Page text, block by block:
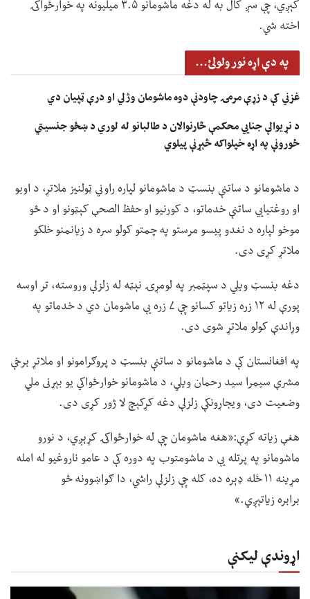
کېږي، چې سږ کال به له دغه ماشومانو ۳.۵ میلیونه په خوارځواکۍ
اخته شي.
په دې اړه نور ولولئ...
غزني کې د زړې مرمۍ چاودنې دوه ماشومان وژلي او درې ټپیان دي
د نړیوالې جنايي محکمې څارنوالان د طالبانو له لوري د ښځو جنسیتي
ځورونې په اړه خپلواکه څېړنې پیلوي
د ماشومانو د ساتنې بنسټ د ماشومانو لپاره راوني ټولنیز ملاتړ، د اوبو
او روغتیايي ساتنې خدماتو، د کورنیو او حفظ الصحې کېټونو او د څو
موخو لپاره د نغدو پیسو مرستو په چمتو کولو سره د زیانمنو خلکو
ملاتړ کړی دی.
دغه بنسټ ویلي د سپټمبر په لومړۍ نېټه له زلزلې وروسته، تر اوسه
پورې له ۱۲ زره زیاتو کسانو چې ۷ زره یې ماشومان دي د خدماتو په
وړاندې کولو ملاتړ شوی دی.
په افغانستان کې د ماشومانو د ساتنې بنسټ د پروګرامونو او ملاتړ برخې
مشرې سیمرا سید رحمان ویلي، د ماشومانو خوارځواکي یو بېړنی ملي
وضعیت دی، ویجاړونکې زلزلې دغه کړکېچ لا ژور کړی دی.
هغې زیاته کړې:«هغه ماشومان چې له خوارځواکۍ کړېږي، د نورو
ماشومانو په پرتله یې د ماشومتوب په دوره کې د عامو ناروغیو له امله
مړینه ۱۱ ځله ډېره ده، کله چې زلزلې راشي، دا ګواښوونه څو
برابره زیاتېږي.»
اړوندې لیکنې